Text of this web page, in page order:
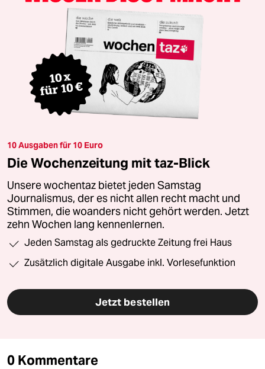
10 Ausgaben für 10 Euro
Die Wochenzeitung mit taz-Blick
Unsere wochentaz bietet jeden Samstag
Journalismus, der es nicht allen recht macht und
Stimmen, die woanders nicht gehört werden. Jetzt
zehn Wochen lang kennenlernen.
Jeden Samstag als gedruckte Zeitung frei Haus
Zusätzlich digitale Ausgabe inkl. Vorlesefunktion
Jetzt bestellen
0 Kommentare